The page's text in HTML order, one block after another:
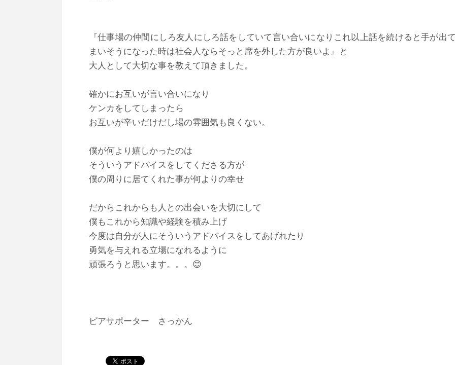
『仕事場の仲間にしろ友人にしろ話をしていて言い合いになりこれ以上話を続けると手が出
まいそうになった時は社会人ならそっと席を外した方が良いよ』と
大人として大切な事を教えて頂きました。
確かにお互いが言い合いになり
ケンカをしてしまったら
お互いが辛いだけだし場の雰囲気も良くない。
僕が何より嬉しかったのは
そういうアドバイスをしてくださる方が
僕の周りに居てくれた事が何よりの幸せ
だからこれからも人との出会いを大切にして
僕もこれから知識や経験を積み上げ
今度は自分が人にそういうアドバイスをしてあげれたり
勇気を与えれる立場になれるように
頑張ろうと思います。。。😊
ピアサポーター さっかん